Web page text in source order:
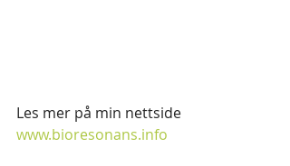
Les mer på min nettside
www.bioresonans.info